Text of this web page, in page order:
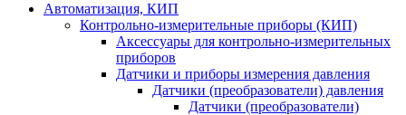
Автоматизация, КИП
Контрольно-измерительные приборы (КИП)
Аксессуары для контрольно-измерительных
приборов
Датчики и приборы измерения давления
Датчики (преобразователи) давления
Датчики (преобразователи)